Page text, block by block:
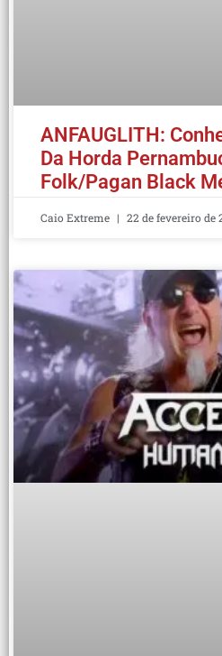
ANFAUGLITH:
Da Horda
Folk/Pagan Black
Caio Extreme 22 de fevereiro de